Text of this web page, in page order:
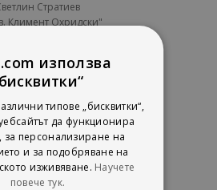
Стратиев
Климент Охридски"
5,11 €
9,99 лв.
използва
типове „бисквитки“,
да функционира
за персонализиране на
и за подобряване на
изживяване. Научете
повече тук.